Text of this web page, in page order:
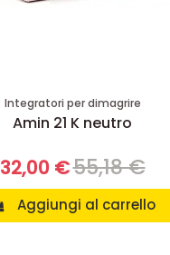
Integratori per dimagrire
Amin 21 K neutro
32,00 €55,18 €
Aggiungi al carrello